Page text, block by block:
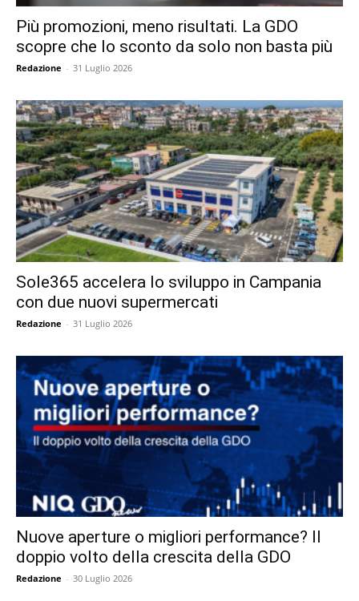
Più promozioni, meno risultati. La GDO
scopre che lo sconto da solo non basta più
Redazione - 31 Luglio 2026
Sole365 accelera lo sviluppo in Campania
con due nuovi supermercati
Redazione - 31 Luglio 2026
Nuove aperture o migliori performance? Il
doppio volto della crescita della GDO
Redazione - 30 Luglio 2026